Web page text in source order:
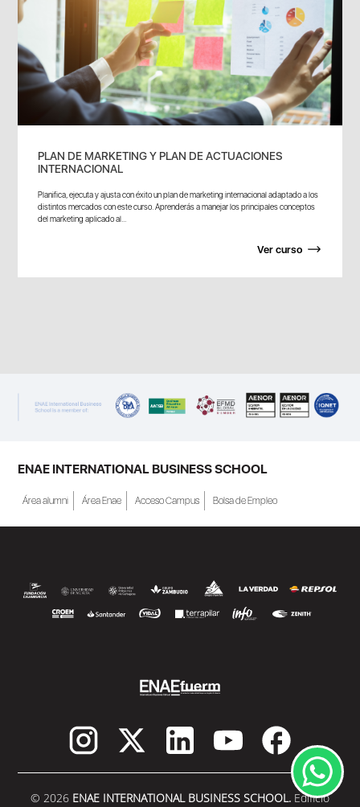
PLAN DE MARKETING Y PLAN DE ACTUACIONES
INTERNACIONAL
Planifica, ejecuta y ajusta con éxito un plan de marketing internacional adaptado a los
distintos mercados con este curso. Aprenderás a manejar los principales conceptos
del marketing aplicado al...
Ver curso
ENAE INTERNATIONAL BUSINESS SCHOOL
Área alumni Área Enae Acceso Campus Bolsa de Empleo
© 2026 ENAE INTERNATIONAL BUSINESS SCHOOL. Edificio